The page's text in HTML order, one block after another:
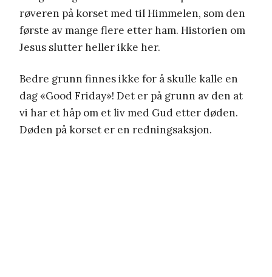
røveren på korset med til Himmelen, som den
første av mange flere etter ham. Historien om
Jesus slutter heller ikke her.
Bedre grunn finnes ikke for å skulle kalle en
dag «Good Friday»! Det er på grunn av den at
vi har et håp om et liv med Gud etter døden.
Døden på korset er en redningsaksjon.